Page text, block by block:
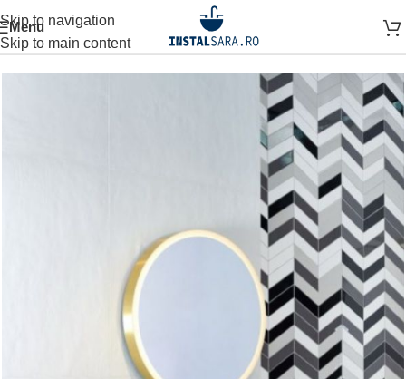
Skip to navigation
Skip to main content
Menu
Prima pagină MOBILIER BAIE OGLINDA BAIE